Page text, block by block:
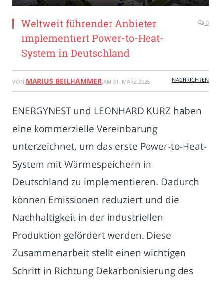
Weltweit führender Anbieter
implementiert Power-to-Heat-
System in Deutschland
0
VON MARIUS BEILHAMMER AM 31. MÄRZ 2025 NACHRICHTEN
ENERGYNEST und LEONHARD KURZ haben
eine kommerzielle Vereinbarung
unterzeichnet, um das erste Power-to-Heat-
System mit Wärmespeichern in
Deutschland zu implementieren. Dadurch
können Emissionen reduziert und die
Nachhaltigkeit in der industriellen
Produktion gefördert werden. Diese
Zusammenarbeit stellt einen wichtigen
Schritt in Richtung Dekarbonisierung des